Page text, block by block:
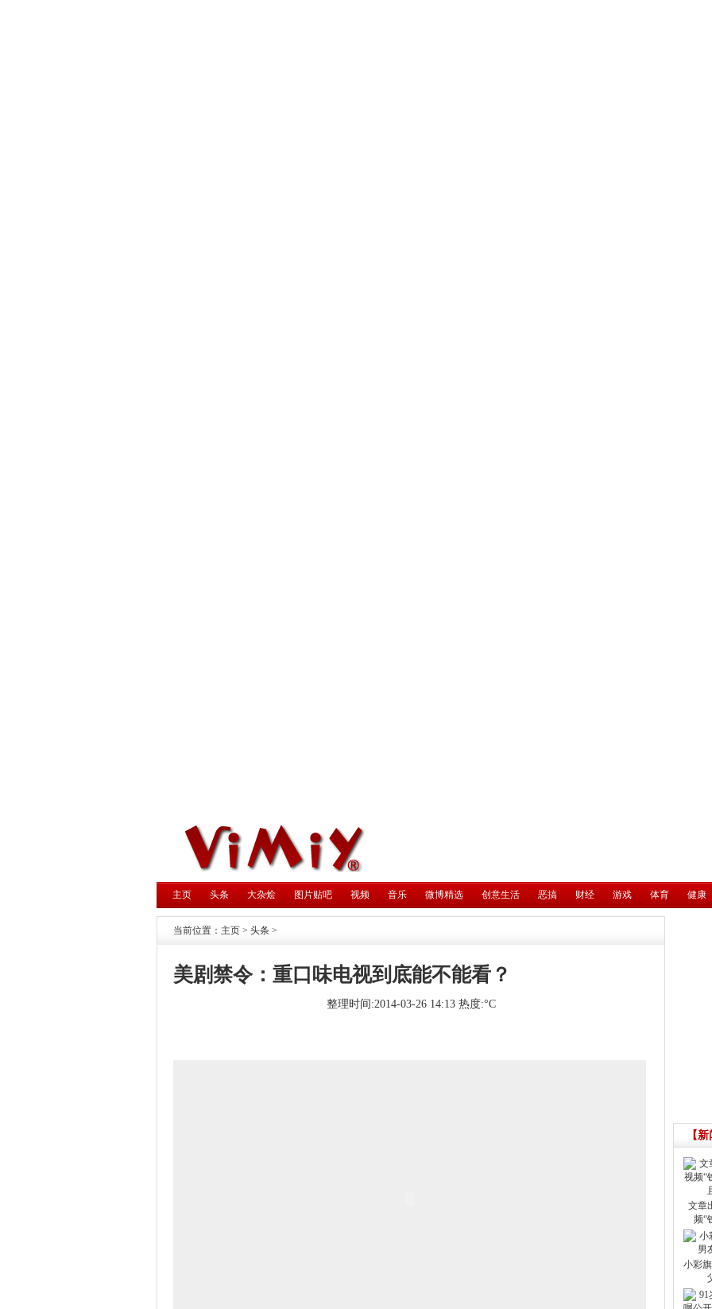
主页 头条 大杂烩 图片贴吧 视频 音乐 微博精选 创意生活 恶搞 财经 游戏 体育 健康
当前位置： 主页 > 头条 >
美剧禁令：重口味电视到底能不能看？
整理时间:2014-03-26 14:13 热度:°C
【
文章
频“
小彩